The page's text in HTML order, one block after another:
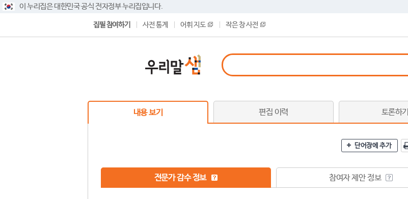
이 누리집은 대한민국 공식 전자정부 누리집입니다.
집필 참여하기 사전 통계 어휘 지도 작은 창 사전
내용 보기 편집 이력 토론하기
단어장에 추가
전문가 감수 정보 참여자 제안 정보